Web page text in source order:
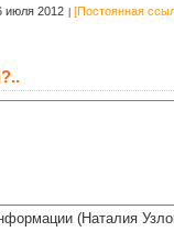
июля 2012 [Постоянная
(Наталия